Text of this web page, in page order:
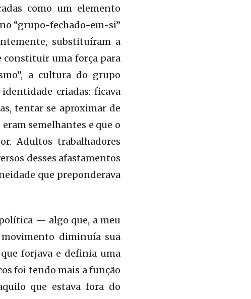
como um elemento
“grupo-fechado-em-si”
substituíram a
constituir uma força para
a cultura do grupo
criadas: ficava
tentar se aproximar de
semelhantes e que o
Adultos trabalhadores
desses afastamentos
que preponderava
— algo que, a meu
diminuía sua
forjava e definia uma
foi tendo mais a função
que estava fora do